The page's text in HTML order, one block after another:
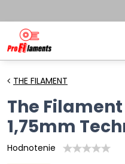
THE FILAMENT
The Filament
1,75mm
Hodnotenie